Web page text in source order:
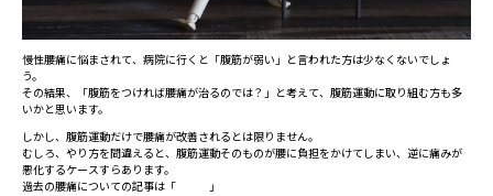
慢性腰痛に悩まされて、病院に行くと「腹筋が弱い」と言われた方は少なくないでしょ
う。
その結果、「腹筋をつければ腰痛が治るのでは？」と考えて、腹筋運動に取り組む方も多
いかと思います。
しかし、腹筋運動だけで腰痛が改善されるとは限りません。
むしろ、やり方を間違えると、腹筋運動そのものが腰に負担をかけてしまい、逆に痛みが
悪化するケースすらあります。
過去の腰痛についての記事は「
」